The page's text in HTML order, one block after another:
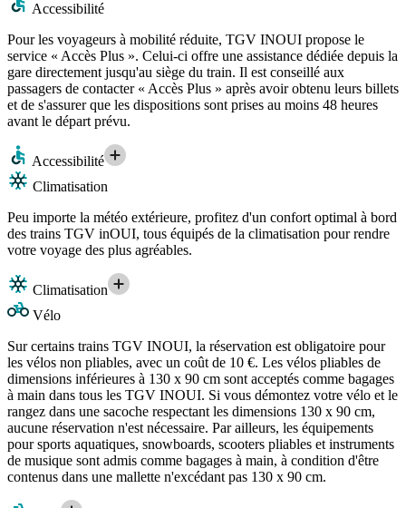
Accessibilité
Pour les voyageurs à mobilité réduite, TGV INOUI propose le
service « Accès Plus ». Celui-ci offre une assistance dédiée depuis la
gare directement jusqu'au siège du train. Il est conseillé aux
passagers de contacter « Accès Plus » après avoir obtenu leurs billets
et de s'assurer que les dispositions sont prises au moins 48 heures
avant le départ prévu.
Accessibilité
Climatisation
Peu importe la météo extérieure, profitez d'un confort optimal à bord
des trains TGV inOUI, tous équipés de la climatisation pour rendre
votre voyage des plus agréables.
Climatisation
Vélo
Sur certains trains TGV INOUI, la réservation est obligatoire pour
les vélos non pliables, avec un coût de 10 €. Les vélos pliables de
dimensions inférieures à 130 x 90 cm sont acceptés comme bagages
à main dans tous les TGV INOUI. Si vous démontez votre vélo et le
rangez dans une sacoche respectant les dimensions 130 x 90 cm,
aucune réservation n'est nécessaire. Par ailleurs, les équipements
pour sports aquatiques, snowboards, scooters pliables et instruments
de musique sont admis comme bagages à main, à condition d'être
contenus dans une mallette n'excédant pas 130 x 90 cm.